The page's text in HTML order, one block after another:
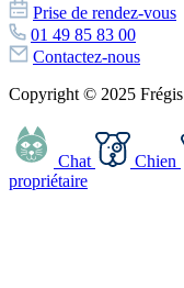
Prise de rendez-vous
01 49 85 83 00
Contactez-nous
Copyright © 2025 Frégis
Chat Chien
propriétaire